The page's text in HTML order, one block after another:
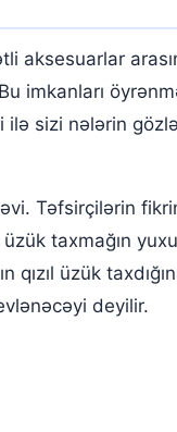
imkanları
sizi nələrin
Təfsirçilərin
taxmağın
üzük
deyilir.